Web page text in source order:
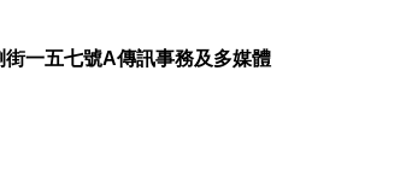
一帶將滅蚊
一五七號A傳訊事務及多媒體